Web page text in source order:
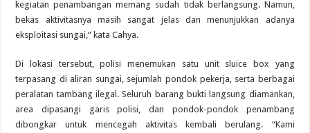
kegiatan penambangan memang sudah tidak berlangsung. Namun,
bekas aktivitasnya masih sangat jelas dan menunjukkan adanya
eksploitasi sungai,” kata Cahya.
Di lokasi tersebut, polisi menemukan satu unit sluice box yang
terpasang di aliran sungai, sejumlah pondok pekerja, serta berbagai
peralatan tambang ilegal. Seluruh barang bukti langsung diamankan,
area dipasangi garis polisi, dan pondok-pondok penambang
dibongkar untuk mencegah aktivitas kembali berulang. “Kami